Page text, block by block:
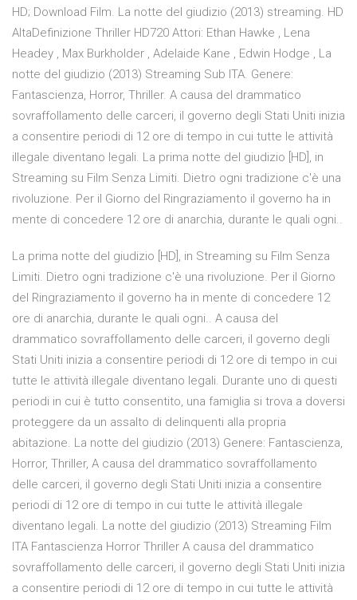
HD; Download Film. La notte del giudizio (2013) streaming. HD
AltaDefinizione Thriller HD720 Attori: Ethan Hawke , Lena
Headey , Max Burkholder , Adelaide Kane , Edwin Hodge , La
notte del giudizio (2013) Streaming Sub ITA. Genere:
Fantascienza, Horror, Thriller. A causa del drammatico
sovraffollamento delle carceri, il governo degli Stati Uniti inizia
a consentire periodi di 12 ore di tempo in cui tutte le attività
illegale diventano legali. La prima notte del giudizio [HD], in
Streaming su Film Senza Limiti. Dietro ogni tradizione c'è una
rivoluzione. Per il Giorno del Ringraziamento il governo ha in
mente di concedere 12 ore di anarchia, durante le quali ogni..
La prima notte del giudizio [HD], in Streaming su Film Senza
Limiti. Dietro ogni tradizione c'è una rivoluzione. Per il Giorno
del Ringraziamento il governo ha in mente di concedere 12
ore di anarchia, durante le quali ogni.. A causa del
drammatico sovraffollamento delle carceri, il governo degli
Stati Uniti inizia a consentire periodi di 12 ore di tempo in cui
tutte le attività illegale diventano legali. Durante uno di questi
periodi in cui è tutto consentito, una famiglia si trova a doversi
proteggere da un assalto di delinquenti alla propria
abitazione. La notte del giudizio (2013) Genere: Fantascienza,
Horror, Thriller, A causa del drammatico sovraffollamento
delle carceri, il governo degli Stati Uniti inizia a consentire
periodi di 12 ore di tempo in cui tutte le attività illegale
diventano legali. La notte del giudizio (2013) Streaming Film
ITA Fantascienza Horror Thriller A causa del drammatico
sovraffollamento delle carceri, il governo degli Stati Uniti inizia
a consentire periodi di 12 ore di tempo in cui tutte le attività